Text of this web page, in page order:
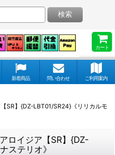
カート
検索
新着商品 問い合わせ ご利用案内
SR】{DZ-LBT01/SR24}《リリカルモ
ロイジア【SR】{DZ-
ステリオ》